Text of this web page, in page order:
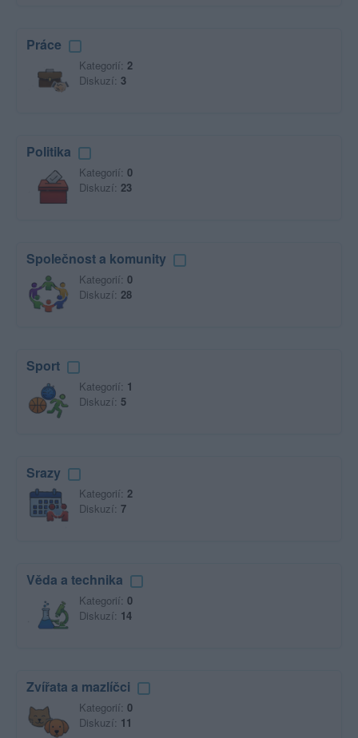
Práce
Kategorií: 2
Diskuzí: 3
Politika
Kategorií: 0
Diskuzí: 23
Společnost a komunity
Kategorií: 0
Diskuzí: 28
Sport
Kategorií: 1
Diskuzí: 5
Srazy
Kategorií: 2
Diskuzí: 7
Věda a technika
Kategorií: 0
Diskuzí: 14
Zvířata a mazlíčci
Kategorií: 0
Diskuzí: 11